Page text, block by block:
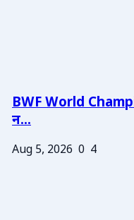
BWF World
न...
Aug 5, 2026 0 4